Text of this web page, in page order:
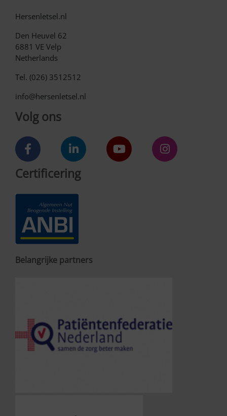
Hersenletsel.nl
Den Heuvel 62
6881 VE Velp
Netherlands
Tel. (026) 3512512
info@hersenletsel.nl
Volg ons
Certificering
Belangrijke partners